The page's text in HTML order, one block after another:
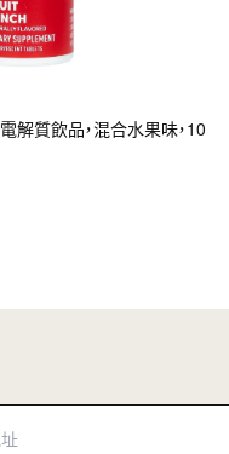
解質飲品，混合水果味，10